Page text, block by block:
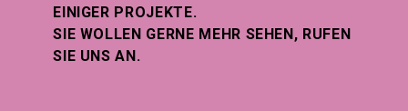
EINIGER PROJEKTE.
SIE WOLLEN GERNE MEHR SEHEN, RUFEN
SIE UNS AN.